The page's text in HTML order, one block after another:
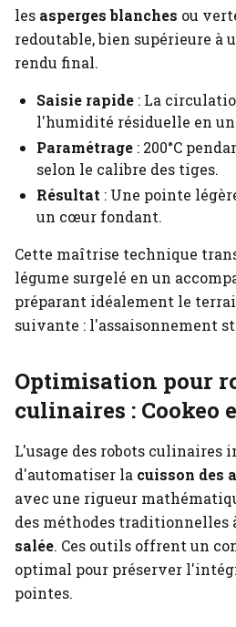
les asperges blanches ou
redoutable, bien supérieure à
rendu final.
Saisie rapide : La
l'humidité résiduelle en un
Paramétrage : 200°C
selon le calibre des tiges.
Résultat : Une pointe
un cœur fondant.
Cette maîtrise technique
légume surgelé en un
préparant idéalement le
suivante : l'assaisonnement
Optimisation pour
culinaires : Cookeo
L'usage des robots
d'automatiser la cuisson des
avec une rigueur
des méthodes traditionnelles
salée. Ces outils offrent un
optimal pour préserver
pointes.